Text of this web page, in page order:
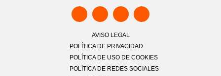
AVISO LEGAL
POLÍTICA DE PRIVACIDAD
POLÍTICA DE USO DE COOKIES
POLÍTICA DE REDES SOCIALES